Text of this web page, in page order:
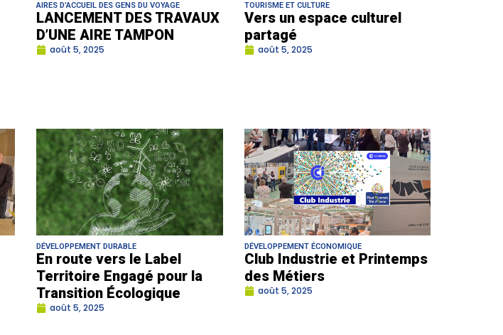
AIRES D’ACCUEIL DES GENS DU VOYAGE
LANCEMENT DES TRAVAUX
D’UNE AIRE TAMPON
août 5, 2025
TOURISME ET CULTURE
Vers un espace culturel
partagé
août 5, 2025
DÉVELOPPEMENT DURABLE
En route vers le Label
Territoire Engagé pour la
Transition Écologique
août 5, 2025
DÉVELOPPEMENT ÉCONOMIQUE
Club Industrie et Printemps
des Métiers
août 5, 2025